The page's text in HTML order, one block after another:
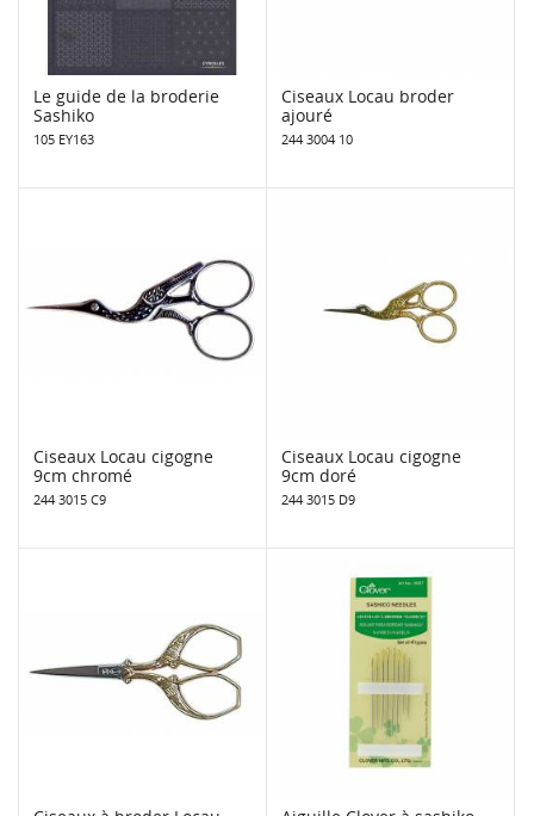
Le guide de la broderie
Sashiko
105 EY163
Ciseaux Locau broder
ajouré
244 3004 10
Ciseaux Locau cigogne
9cm chromé
244 3015 C9
Ciseaux Locau cigogne
9cm doré
244 3015 D9